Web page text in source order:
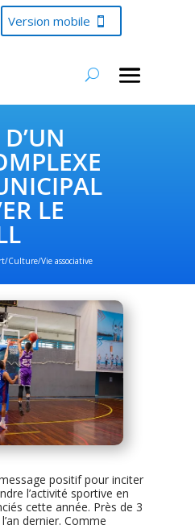
Version mobile
LE
Culture/Vie associative
positif pour inciter
l’activité sportive en
cette année. Près de 3
dernier. Comme